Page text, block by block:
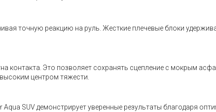
точную реакцию на руль. Жесткие плечевые блоки
контакта. Это позволяет сохранять сцепление с мокрым
центром тяжести.
SUV демонстрирует уверенные результаты благодаря